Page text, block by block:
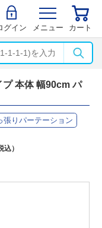
グイン メニュー カート
プ 本体 幅90cm パ
張りパーテーション
込）